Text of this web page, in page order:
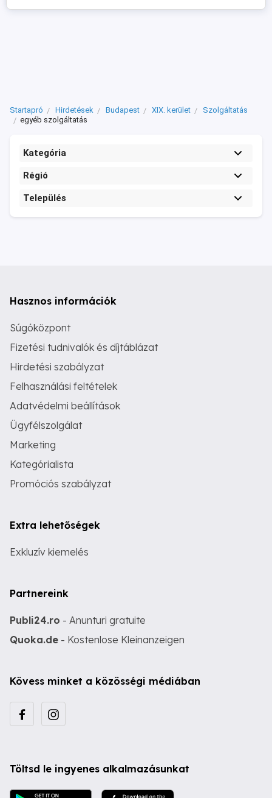
artikulálok. Nincs ...
Startapró Hirdetések Budapest XIX. kerület
Szolgáltatás
egyéb szolgáltatás
Kategória
Régió
Település
Hasznos információk
Súgóközpont
Fizetési tudnivalók és díjtáblázat
Hirdetési szabályzat
Felhasználási feltételek
Adatvédelmi beállítások
Ügyfélszolgálat
Marketing
Kategórialista
Promóciós szabályzat
Extra lehetőségek
Exkluzív kiemelés
Partnereink
Publi24.ro - Anunturi gratuite
Quoka.de - Kostenlose Kleinanzeigen
Kövess minket a közösségi médiában
Töltsd le ingyenes alkalmazásunkat